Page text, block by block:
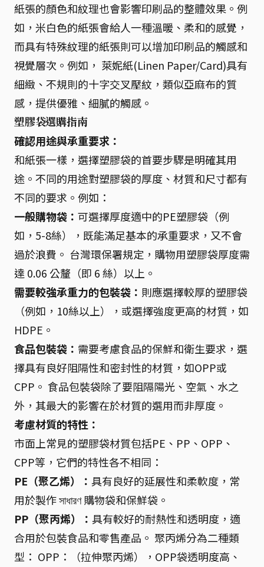
紙張的顏色和紋理也會影響印刷品的整體效果。例
如，米白色的紙張會給人一種溫暖、柔和的感覺，
而具有特殊紋理的紙張則可以增加印刷品的觸感和
視覺層次。例如， 萊妮紙(Linen Paper/Card)具有
細緻、不規則的十字交叉壓紋，類似亞麻布的質
感，提供優雅、細膩的觸感。
塑膠袋選購指南
確認用途與承重要求：
和紙張一樣，選擇塑膠袋的首要步驟是明確其用
途。不同的用途對塑膠袋的厚度、材質和尺寸都有
不同的要求。例如：
一般購物袋： 可選擇厚度適中的PE塑膠袋（例
如，5-8絲），既能滿足基本的承重要求，又不會
過於浪費。 台灣環保署規定，購物用塑膠袋厚度需
達 0.06 公釐（即 6 絲）以上。
需要較強承重力的包裝袋： 則應選擇較厚的塑膠袋
（例如，10絲以上），或選擇強度更高的材質，如
HDPE。
食品包裝袋： 需要考慮食品的保鮮和衛生要求，選
擇具有良好阻隔性和密封性的材質，如OPP或
CPP。 食品包裝袋除了要阻隔陽光、空氣、水之
外，其最大的影響在於材質的選用而非厚度。
考慮材質的特性：
市面上常見的塑膠袋材質包括PE、PP、OPP、
CPP等，它們的特性各不相同：
PE（聚乙烯）： 具有良好的延展性和柔軟度，常
用於製作 সাধারণ 購物袋和保鮮袋。
PP（聚丙烯）： 具有較好的耐熱性和透明度，適
合用於包裝食品和零售產品。 聚丙烯分為二種類
型： OPP：（拉伸聚丙烯），OPP袋透明度高、